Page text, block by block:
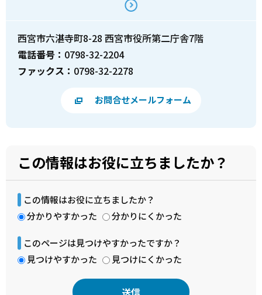
西宮市六湛寺町8-28 西宮市役所第二庁舎7階
電話番号： 0798-32-2204
ファックス： 0798-32-2278
お問合せメールフォーム
この情報はお役に立ちましたか？
この情報はお役に立ちましたか？
分かりやすかった
分かりにくかった
このページは見つけやすかったですか？
見つけやすかった
見つけにくかった